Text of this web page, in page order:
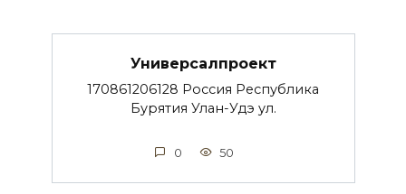
Универсалпроект
170861206128 Россия Республика
Бурятия Улан-Удэ ул.
0 50